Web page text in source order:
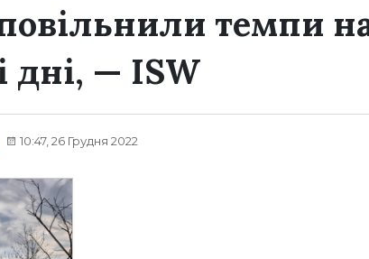
темпи
дні, — ISW
10:47, 26 Грудня 2022